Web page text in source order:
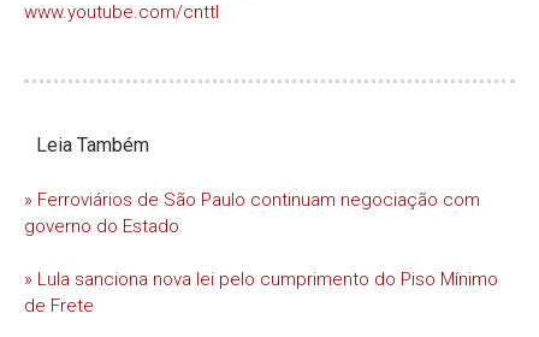
www.youtube.com/cnttl
Leia Também
» Ferroviários de São Paulo continuam negociação com
governo do Estado
» Lula sanciona nova lei pelo cumprimento do Piso Mínimo
de Frete